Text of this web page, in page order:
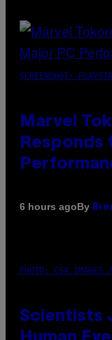
SCREENSHOT:
Marvel
Responds
6 hours agoBy
PHOTO: CSA IMAGES
Scientists